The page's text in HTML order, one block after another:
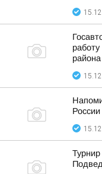
района